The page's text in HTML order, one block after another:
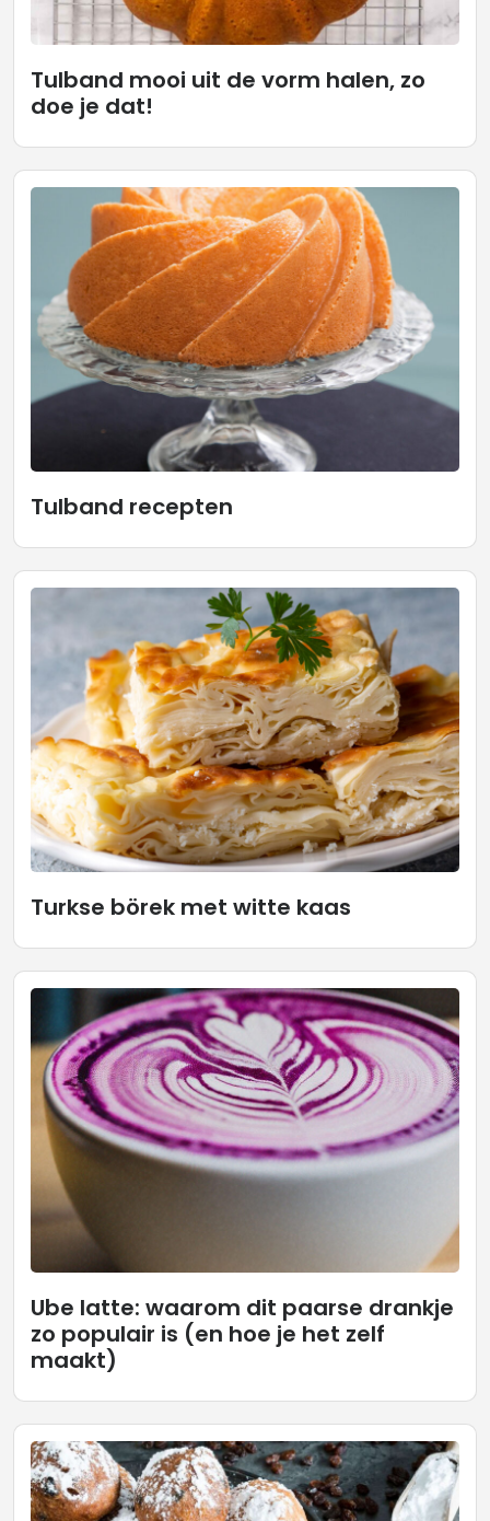
Tulband mooi uit de vorm halen, zo
doe je dat!
Tulband recepten
Turkse börek met witte kaas
Ube latte: waarom dit paarse drankje
zo populair is (en hoe je het zelf
maakt)